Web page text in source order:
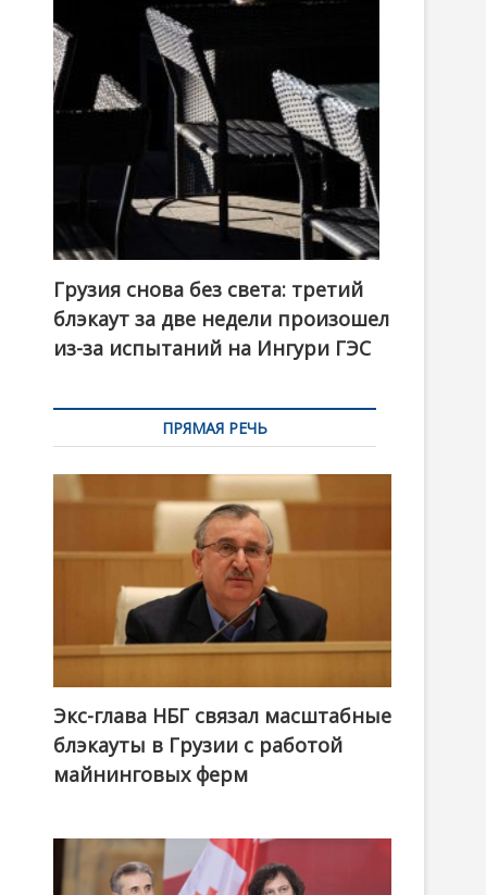
Грузия снова без света: третий
блэкаут за две недели произошел
из-за испытаний на Ингури ГЭС
ПРЯМАЯ РЕЧЬ
Экс-глава НБГ связал масштабные
блэкауты в Грузии с работой
майнинговых ферм